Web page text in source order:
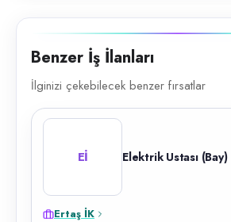
Benzer İş İlanları
İlginizi çekebilecek benzer fırsatlar
Eİ Elektrik Ustası (Bay)
Ertaş İK